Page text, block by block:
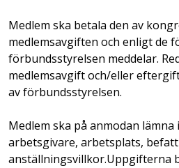
Medlem ska betala den av
medlemsavgiften och enligt de
förbundsstyrelsen meddelar.
medlemsavgift och/eller
av förbundsstyrelsen.
Medlem ska på anmodan
arbetsgivare, arbetsplats,
anställningsvillkor.Uppgifterna